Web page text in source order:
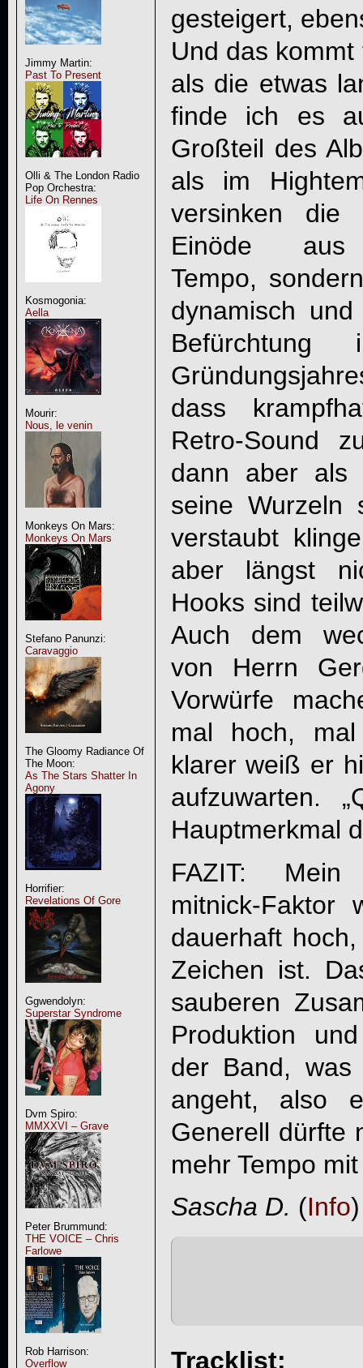
Jimmy Martin:
Past To Present
Olli & The London Radio
Pop Orchestra:
Life On Rennes
Kosmogonia:
Aella
Mourir:
Nous, le venin
Monkeys On Mars:
Monkeys On Mars
Stefano Panunzi:
Caravaggio
The Gloomy Radiance Of
The Moon:
As The Stars Shatter In
Agony
Horrifier:
Revelations Of Gore
Ggwendolyn:
Superstar Syndrome
Dvm Spiro:
MMXXVI – Grave
Peter Brummund:
THE VOICE – Chris
Farlowe
Rob Harrison:
Overflow
gesteigert,
Und das
als die etwas
finde ich es
Großteil des
als im
versinken
Einöde aus
Tempo,
dynamisch
dass
Retro-Sound
dann aber als
seine Wurzeln
verstaubt
aber längst
Hooks sind
Auch dem
von Herrn
Vorwürfe
mal hoch,
klarer weiß er
aufzuwarten.
Hauptmerkmal
FAZIT: Mein
mitnick-Faktor
dauerhaft
Zeichen ist.
sauberen
Produktion
der Band, was
angeht, also
Generell dürfte
mehr Tempo
Sascha D. (Info)
Tracklist: